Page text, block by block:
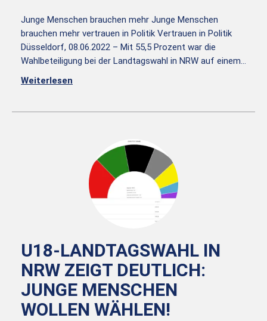
Junge Menschen brauchen mehr Junge Menschen
brauchen mehr vertrauen in Politik Vertrauen in Politik
Düsseldorf, 08.06.2022 – Mit 55,5 Prozent war die
Wahlbeteiligung bei der Landtagswahl in NRW auf einem…
Weiterlesen
U18-LANDTAGSWAHL IN
NRW ZEIGT DEUTLICH:
JUNGE MENSCHEN
WOLLEN WÄHLEN!